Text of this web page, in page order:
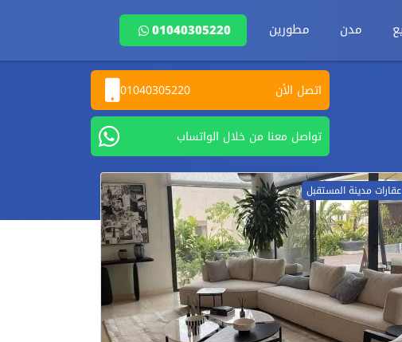
مدن مطورين 01040305220
اتصل الأن 01040305220
تواصل معنا من خلال الواتساب
عقارات مدينة المستقبل